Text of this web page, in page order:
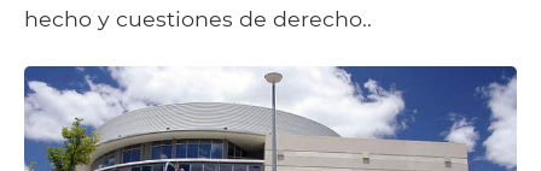
hecho y cuestiones de derecho..